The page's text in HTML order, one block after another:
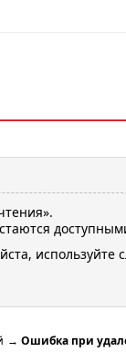
используйте
→ Ошибка при